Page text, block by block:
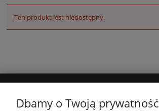
Ten produkt jest niedostępny.
POMOC
Dbamy o Twoją prywatność